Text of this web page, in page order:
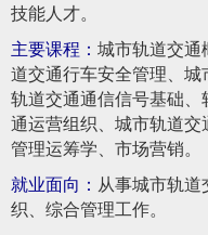
技能人才。
主要课程： 城市轨道交通
道交通行车安全管理、
轨道交通通信信号基础
通运营组织、城市轨道交
管理运筹学、市场营销。
就业面向： 从事城市轨道
织、综合管理工作。